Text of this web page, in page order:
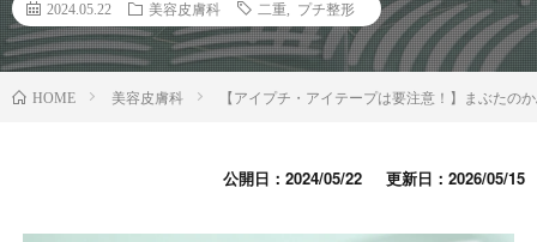
2024.05.22 美容皮膚科 二重 プチ整形
HOME 美容皮膚科 【アイプチ・アイテープは要注意！】まぶたの
公開日：2024/05/22 更新日：2026/05/15